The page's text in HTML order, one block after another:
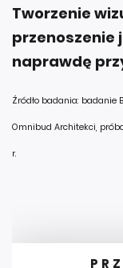
Tworzenie
przenoszenie
naprawdę
Źródło badania: badanie
Omnibud Architekci,
r.